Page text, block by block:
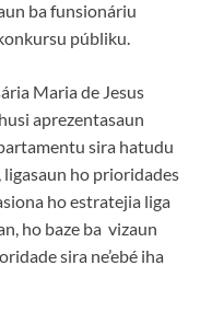
ba funsionáriu
públiku.
Maria de Jesus
aprezentasaun
sira hatudu
ho prioridades
ho estratejia liga
ho baze ba vizaun
sira ne’ebé iha